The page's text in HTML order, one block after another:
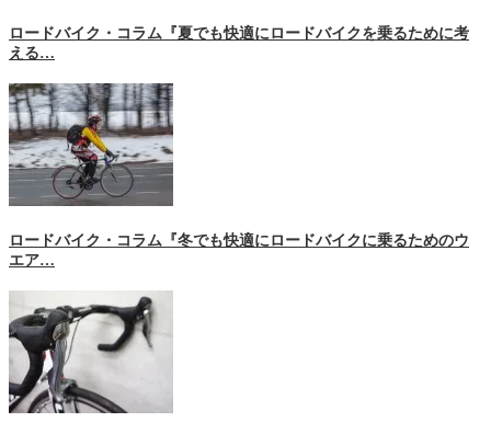
ロードバイク・コラム『夏でも快適にロードバイクを乗るために考
える…
ロードバイク・コラム『冬でも快適にロードバイクに乗るためのウ
エア…